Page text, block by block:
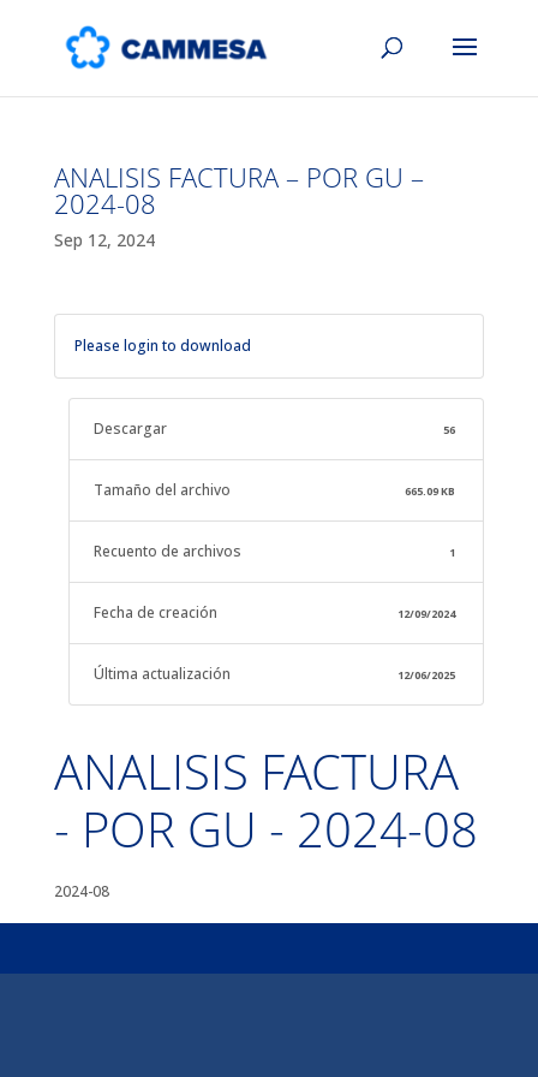
ANALISIS FACTURA – POR GU –
2024-08
Sep 12, 2024
Please login to download
Descargar 56
Tamaño del archivo 665.09 KB
Recuento de archivos 1
Fecha de creación 12/09/2024
Última actualización 12/06/2025
ANALISIS FACTURA
- POR GU - 2024-08
2024-08